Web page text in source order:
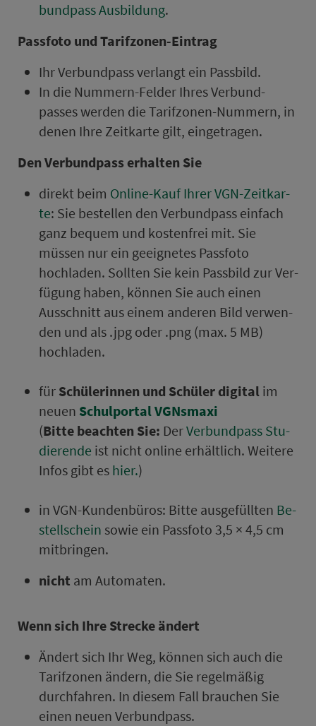
bund­pass Aus­bil­dung.
Pass­foto und Ta­rif­zo­nen-Eintrag
Ihr Ver­bund­pass verlangt ein Passbild.
In die Nummern-Felder Ihres Ver­bund­
passes werden die Ta­rif­zo­nen-Nummern, in
denen Ihre Zeit­kar­te gilt, eingetragen.
Den Ver­bund­pass er­hal­ten Sie
direkt beim Online-Kauf Ihrer VGN-Zeit­kar­
te: Sie bestellen den Ver­bund­pass ein­fach
ganz bequem und kos­ten­frei mit. Sie
müssen nur ein ge­eig­netes Pass­foto
hochladen. Sollten Sie kein Passbild zur Ver­
fü­gung haben, können Sie auch einen
Ausschnitt aus einem anderen Bild ver­wen­
den und als .jpg oder .png (max. 5 MB)
hochladen.
für Schülerinnen und Schüler digital im
neuen Schulportal VGNsmaxi
(Bitte beachten Sie: DerVer­bund­pass Stu­
die­rende ist nicht online er­hält­lich. Weitere
Infos gibt es hier.)
in VGN-Kun­den­bü­ros: Bitte ausgefüllten Be­
stell­schein sowie ein Pass­foto 3,5 × 4,5 cm
mitbringen.
nicht am Au­to­maten.
Wenn sich Ihre Strecke ändert
Ändert sich Ihr Weg, können sich auch die
Ta­rif­zo­nen ändern, die Sie regelmäßig
durchfahren. In diesem Fall brauchen Sie
einen neuen Ver­bund­pass.